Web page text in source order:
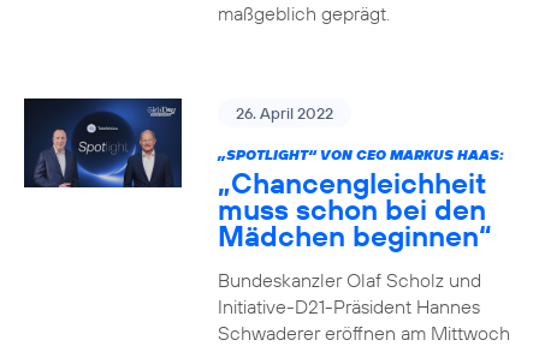
maßgeblich geprägt.
26. April 2022
„SPOTLIGHT“ VON CEO MARKUS HAAS:
„Chancengleichheit
muss schon bei den
Mädchen beginnen“
Bundeskanzler Olaf Scholz und
Initiative-D21-Präsident Hannes
Schwaderer eröffnen am Mittwoch